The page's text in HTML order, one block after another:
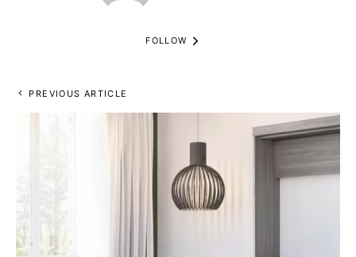
FOLLOW
PREVIOUS ARTICLE